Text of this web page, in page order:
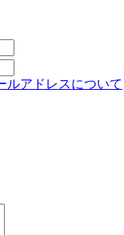
ルアドレスについて